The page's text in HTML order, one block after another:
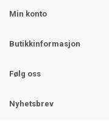
Min konto
Butikkinformasjon
Følg oss
Nyhetsbrev